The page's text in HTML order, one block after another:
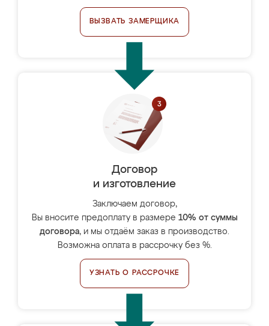
ВЫЗВАТЬ ЗАМЕРЩИКА
Договор
и изготовление
Заключаем договор,
Вы вносите предоплату в размере 10% от суммы
договора, и мы отдаём заказ в производство.
Возможна оплата в рассрочку без %.
УЗНАТЬ О РАССРОЧКЕ